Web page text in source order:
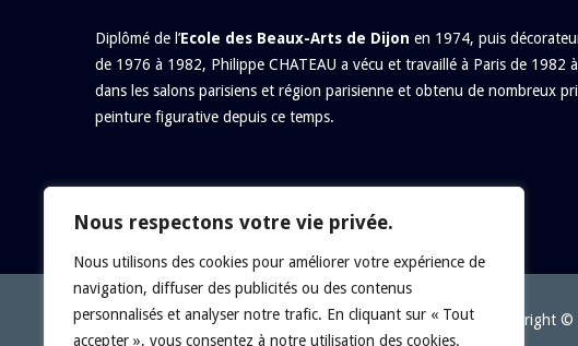
Nous respectons votre vie privée.
Nous utilisons des cookies pour améliorer votre expérience de
navigation, diffuser des publicités ou des contenus
personnalisés et analyser notre trafic. En cliquant sur « Tout
accepter », vous consentez à notre utilisation des cookies.
Diplômé de l’Ecole des Beaux-Arts de Dijon en 1974, puis
de 1976 à 1982, Philippe CHATEAU a vécu et travaillé à Paris de 1982
dans les salons parisiens et région parisienne et obtenu de nombreux
peinture figurative depuis ce temps.
Copyright